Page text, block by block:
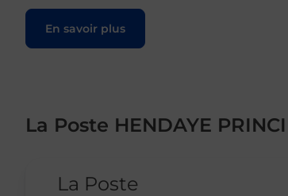
En savoir plus
Le lien s'ouvre dans un nouvel onglet
La Poste HENDAYE
La Poste